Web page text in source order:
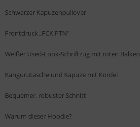
Schwarzer Kapuzenpullover
Frontdruck „FCK PTN"
Weißer Used-Look-Schriftzug mit roten Balken
Kängurutasche und Kapuze mit Kordel
Bequemer, robuster Schnitt
Warum dieser Hoodie?